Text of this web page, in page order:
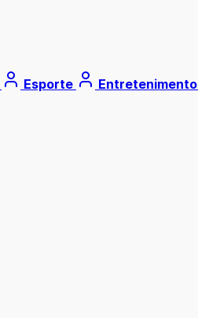
Esporte Entretenimento